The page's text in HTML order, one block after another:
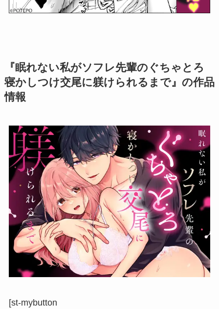
『眠れない私がソフレ先輩のぐちゃとろ
寝かしつけ交尾に躾けられるまで』の作品
情報
[st-mybutton